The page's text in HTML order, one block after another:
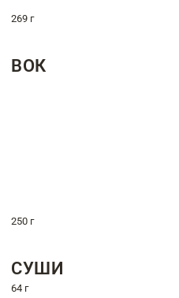
269 г
ВОК
250 г
СУШИ
64 г